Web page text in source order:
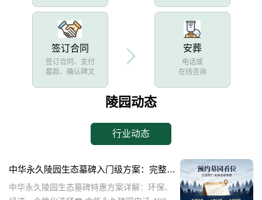
签订合同
签订合同、支付
墓款、确认碑文
安葬
电话或
在线咨询
陵园动态
行业动态
中华永久陵园生态墓碑入门级方案：完整报价与一站式服务打包特惠解析
中华永久陵园生态墓碑特惠方案详解：环保、